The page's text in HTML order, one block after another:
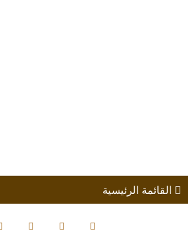
القائمة الرئيسية